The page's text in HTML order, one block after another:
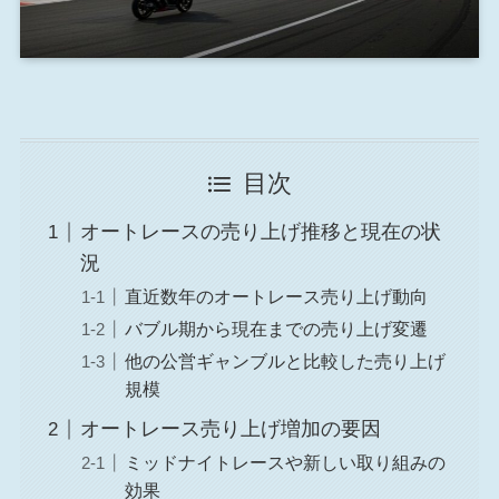
目次
オートレースの売り上げ推移と現在の状
況
直近数年のオートレース売り上げ動向
バブル期から現在までの売り上げ変遷
他の公営ギャンブルと比較した売り上げ
規模
オートレース売り上げ増加の要因
ミッドナイトレースや新しい取り組みの
効果